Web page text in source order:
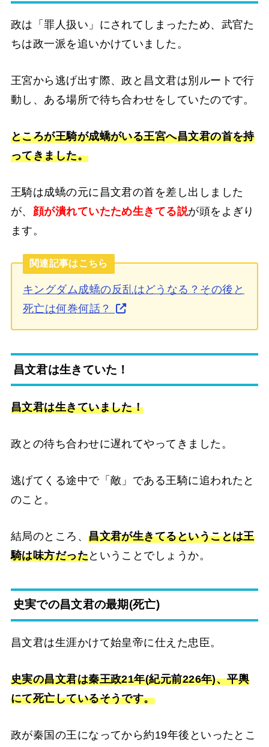
政は「罪人扱い」にされてしまったため、武官た
ちは政一派を追いかけていました。
王宮から逃げ出す際、政と昌文君は別ルートで行
動し、ある場所で待ち合わせをしていたのです。
ところが王騎が成蟜がいる王宮へ昌文君の首を持
ってきました。
王騎は成蟜の元に昌文君の首を差し出しました
が、 顔が潰れていたため生きてる説が頭をよぎり
ます。
関連記事はこちら
キングダム成蟜の反乱はどうなる？その後と
死亡は何巻何話？
昌文君は生きていた！
昌文君は生きていました！
政との待ち合わせに遅れてやってきました。
逃げてくる途中で「敵」である王騎に追われたと
のこと。
結局のところ、昌文君が生きてるということは王
騎は味方だったということでしょうか。
史実での昌文君の最期(死亡)
昌文君は生涯かけて始皇帝に仕えた忠臣。
史実の昌文君は秦王政21年(紀元前226年)、平輿
にて死亡しているそうです。
政が秦国の王になってから約19年後といったとこ